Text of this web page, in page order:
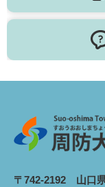
〒742-2192 山口